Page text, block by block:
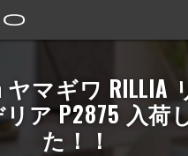
ヤマギワ RILLIA
ア P2875 入荷
た！！